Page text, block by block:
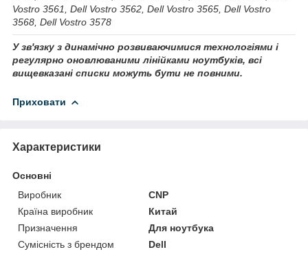
Vostro 3561, Dell Vostro 3562, Dell Vostro 3565, Dell Vostro
3568, Dell Vostro 3578
У зв'язку з динамічно розвиваючимися технологіями і
регулярно оновлюваними лінійками ноутбуків, всі
вищевказані списки можуть бути не повними.
Приховати
Характеристики
Основні
Виробник
CNP
Країна виробник
Китай
Призначення
Для ноутбука
Сумісність з брендом
Dell